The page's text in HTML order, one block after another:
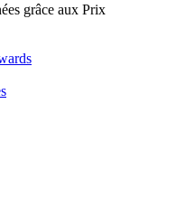
grâce aux Prix